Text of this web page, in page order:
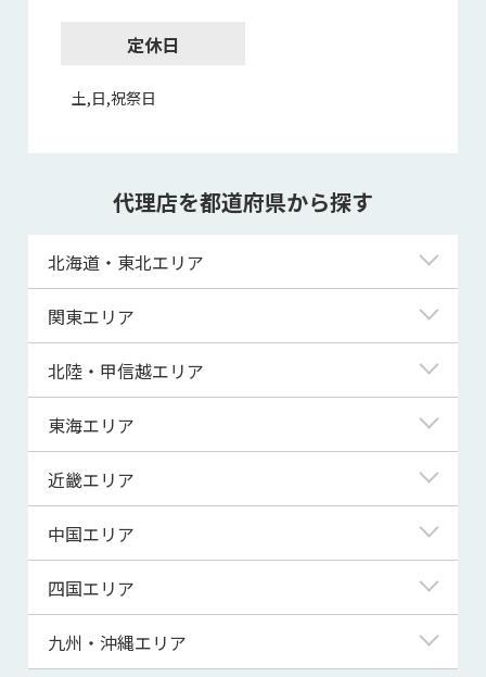
定休日
土,日,祝祭日
代理店を都道府県から探す
北海道・東北エリア
北海道
青森県
宮城県
秋田県
山形県
関東エリア
東京都
神奈川県
埼玉県
千葉県
茨城県
群馬県
北陸・甲信越エリア
新潟県
富山県
福井県
山梨県
長野県
東海エリア
岐阜県
静岡県
三重県
近畿エリア
滋賀県
京都府
大阪府
中国エリア
鳥取県
島根県
四国エリア
徳島県
九州・沖縄エリア